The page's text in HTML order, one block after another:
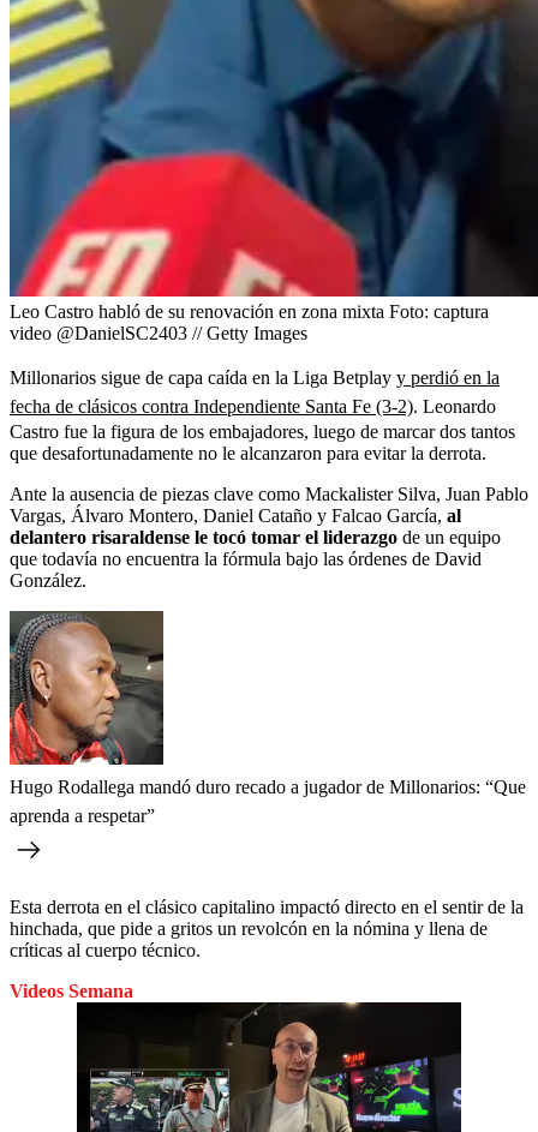
Leo Castro habló de su renovación en zona mixta Foto: captura
video @DanielSC2403 // Getty Images
Millonarios sigue de capa caída en la Liga Betplay y perdió en la
fecha de clásicos contra Independiente Santa Fe (3-2). Leonardo
Castro fue la figura de los embajadores, luego de marcar dos tantos
que desafortunadamente no le alcanzaron para evitar la derrota.
Ante la ausencia de piezas clave como Mackalister Silva, Juan Pablo
Vargas, Álvaro Montero, Daniel Cataño y Falcao García, al
delantero risaraldense le tocó tomar el liderazgo de un equipo
que todavía no encuentra la fórmula bajo las órdenes de David
González.
Hugo Rodallega mandó duro recado a jugador de Millonarios: “Que
aprenda a respetar”
Esta derrota en el clásico capitalino impactó directo en el sentir de la
hinchada, que pide a gritos un revolcón en la nómina y llena de
críticas al cuerpo técnico.
Videos Semana